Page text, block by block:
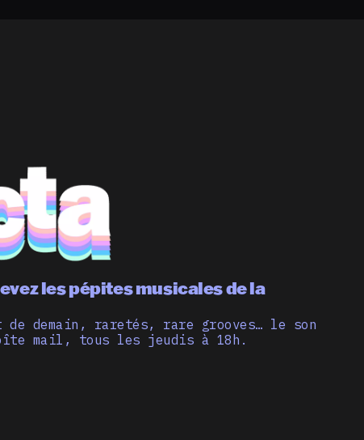
les pépites musicales de la
de demain, raretés, rare grooves… le son
mail, tous les jeudis à 18h.